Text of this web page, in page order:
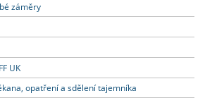
záměry
UK
opatření a sdělení tajemníka